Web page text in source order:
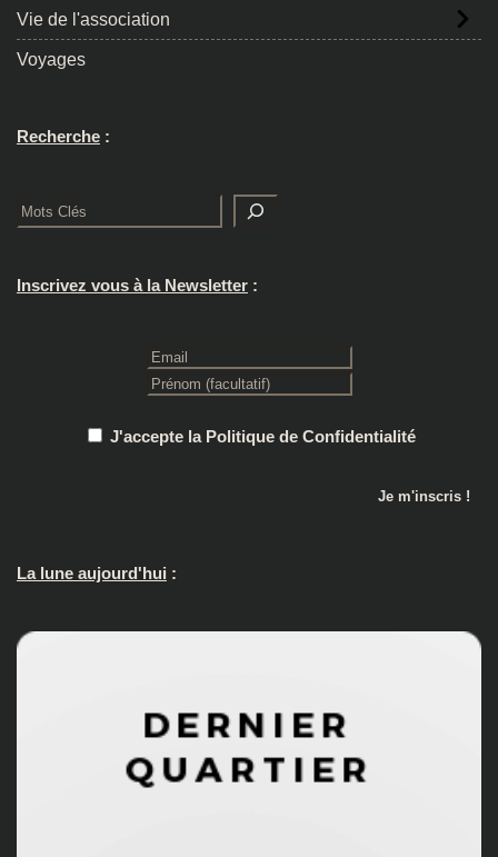
Vie de l'association
Voyages
Recherche :
Rechercher
Inscrivez vous à la Newsletter :
J'accepte la Politique de Confidentialité
La lune aujourd'hui :